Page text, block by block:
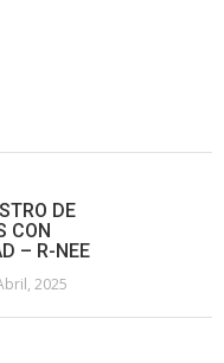
DE
CON
– R-NEE
2025